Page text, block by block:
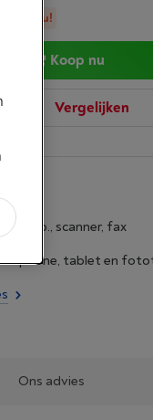
nu!
Koop nu
Vergelijken
scanner, fax
tablet en
Ons advies